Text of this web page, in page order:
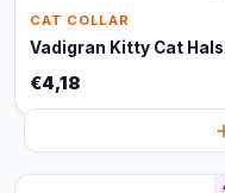
CAT COLLAR
Vadigran Kitty Cat
€4,18